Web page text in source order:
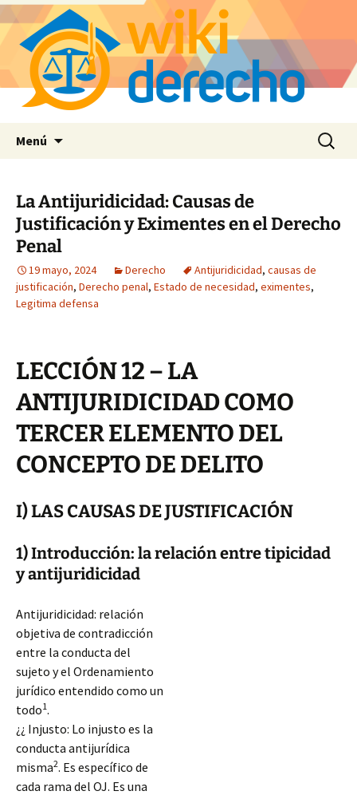
Menú Buscar:
La Antijuridicidad: Causas de
Justificación y Eximentes en el Derecho
Penal
19 mayo, 2024 Derecho Antijuridicidad, causas de
justificación, Derecho penal, Estado de necesidad, eximentes,
Legitima defensa
LECCIÓN 12 – LA
ANTIJURIDICIDAD COMO
TERCER ELEMENTO DEL
CONCEPTO DE DELITO
I) LAS CAUSAS DE JUSTIFICACIÓN
1) Introducción: la relación entre tipicidad
y antijuridicidad
Antijuridicidad: relación
objetiva de contradicción
entre la conducta del
sujeto y el Ordenamiento
jurídico entendido como un
todo1.
¿¿ Injusto: Lo injusto es la
conducta antijurídica
misma2. Es específico de
cada rama del OJ. Es una